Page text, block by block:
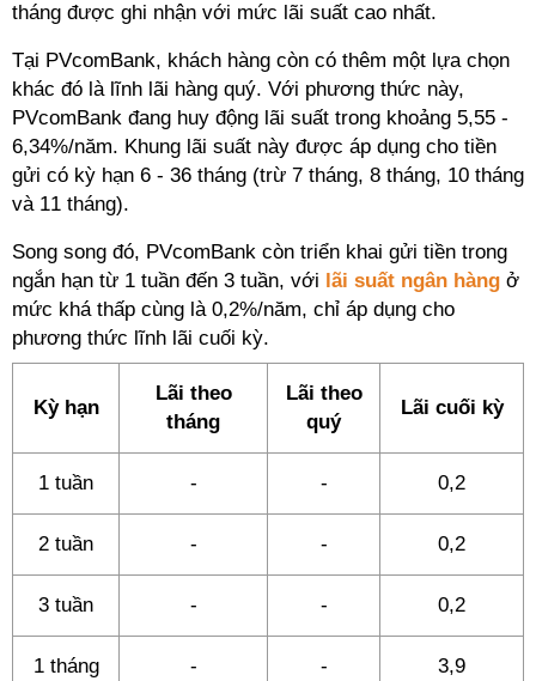
tháng được ghi nhận với mức lãi suất cao nhất.
Tại PVcomBank, khách hàng còn có thêm một lựa chọn
khác đó là lĩnh lãi hàng quý. Với phương thức này,
PVcomBank đang huy động lãi suất trong khoảng 5,55 -
6,34%/năm. Khung lãi suất này được áp dụng cho tiền
gửi có kỳ hạn 6 - 36 tháng (trừ 7 tháng, 8 tháng, 10 tháng
và 11 tháng).
Song song đó, PVcomBank còn triển khai gửi tiền trong
ngắn hạn từ 1 tuần đến 3 tuần, với lãi suất ngân hàng ở
mức khá thấp cùng là 0,2%/năm, chỉ áp dụng cho
phương thức lĩnh lãi cuối kỳ.
Kỳ hạn
Lãi theo
tháng
Lãi theo
quý
Lãi cuối kỳ
1 tuần - - 0,2
2 tuần - - 0,2
3 tuần - - 0,2
1 tháng - - 3,9